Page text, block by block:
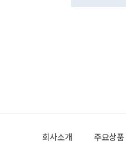
회사소개 주요상품